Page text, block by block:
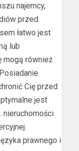
najemcy,
przed
łatwo jest
lub
mogą również
Cię przed
jest
nieruchomości
prawnego i